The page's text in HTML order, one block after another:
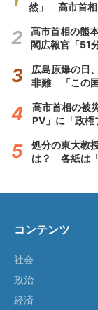
然」 高市首相
高市首相の熊
閣広報官「51
広島原爆の日
非難 「この国
高市首相の被
PV」に「政権
処分の東大教
は？ 各紙は
コンテンツ
社会
政治
経済